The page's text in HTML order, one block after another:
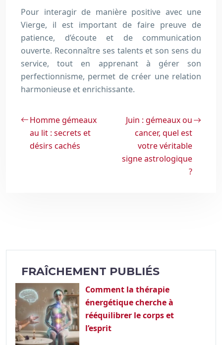
Pour interagir de manière positive avec une
Vierge, il est important de faire preuve de
patience, d’écoute et de communication
ouverte. Reconnaître ses talents et son sens du
service, tout en apprenant à gérer son
perfectionnisme, permet de créer une relation
harmonieuse et enrichissante.
Homme gémeaux
au lit : secrets et
désirs cachés
Juin : gémeaux ou
cancer, quel est
votre véritable
signe astrologique
?
FRAÎCHEMENT PUBLIÉS
Comment la thérapie
énergétique cherche à
rééquilibrer le corps et
l’esprit